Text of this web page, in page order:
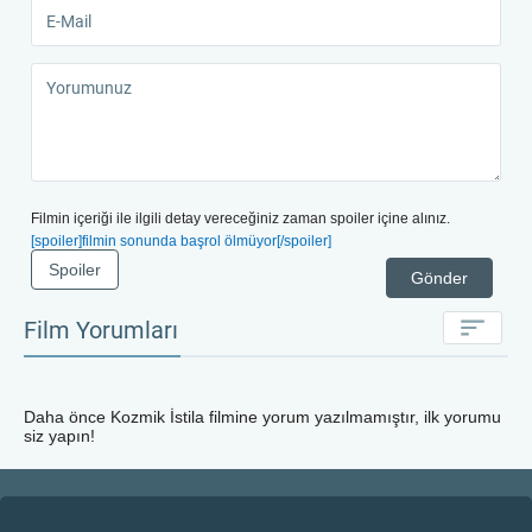
ele geçirebilmeleridir. İki ırk arasındaki destansı
savaşın işlendiği Cosmic Sin filmini 4k kalitesiyle,
Türkçe altyazı ve Dublaj seçenekleriyle sitemizden
kesintisiz izleyebilme olanağı ile sizlerin beğenisine
Filmin içeriği ile ilgili detay vereceğiniz zaman spoiler içine alınız.
[spoiler]filmin sonunda başrol ölmüyor[/spoiler]
Gönder
Spoiler
Film Yorumları
Daha önce Kozmik İstila filmine yorum yazılmamıştır, ilk yorumu
siz yapın!